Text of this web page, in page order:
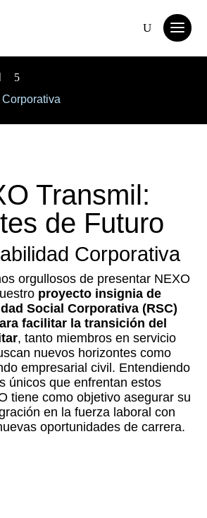
5
Transmil:
de Futuro
Corporativa
orgullosos de presentar NEXO
proyecto insignia de
Social Corporativa (RSC)
facilitar la transición del
, tanto miembros en servicio
nuevos horizontes como
empresarial civil. Entendiendo
únicos que enfrentan estos
tiene como objetivo asegurar su
en la fuerza laboral con
oportunidades de carrera.